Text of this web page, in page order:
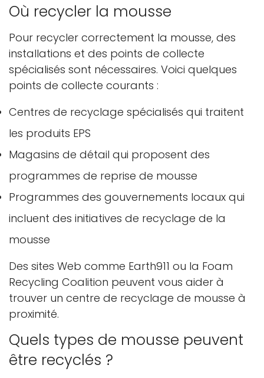
Où recycler la mousse
Pour recycler correctement la mousse, des
installations et des points de collecte
spécialisés sont nécessaires. Voici quelques
points de collecte courants :
Centres de recyclage spécialisés qui traitent
les produits EPS
Magasins de détail qui proposent des
programmes de reprise de mousse
Programmes des gouvernements locaux qui
incluent des initiatives de recyclage de la
mousse
Des sites Web comme Earth911 ou la Foam
Recycling Coalition peuvent vous aider à
trouver un centre de recyclage de mousse à
proximité.
Quels types de mousse peuvent
être recyclés ?